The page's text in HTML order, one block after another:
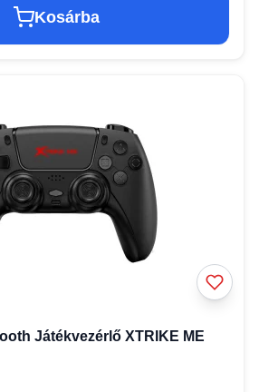
Kosárba
Játékvezérlő XTRIKE ME